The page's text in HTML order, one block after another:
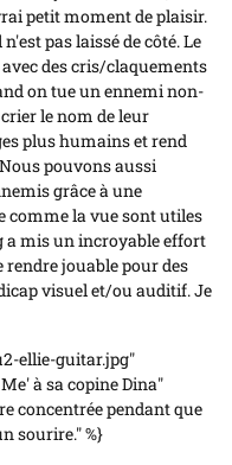
petit moment de plaisir.
pas laissé de côté. Le
des cris/claquements
on tue un ennemi non-
le nom de leur
plus humains et rend
pouvons aussi
grâce à une
comme la vue sont utiles
a mis un incroyable effort
rendre jouable pour des
visuel et/ou auditif. Je
ellie-guitar.jpg"
à sa copine Dina"
concentrée pendant que
sourire." %}